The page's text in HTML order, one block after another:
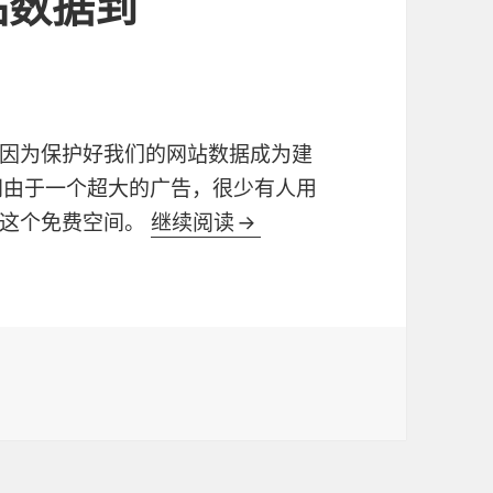
为保护好我们的网站数据成为建
于一个超大的广告，很少有人用
个免费空间。继续阅读Linux自动备份网站数据